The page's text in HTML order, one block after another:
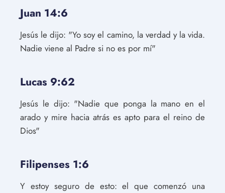
Juan 14:6
Jesús le dijo: "Yo soy el camino, la verdad y la vida.
Nadie viene al Padre si no es por mí"
Lucas 9:62
Jesús le dijo: "Nadie que ponga la mano en el
arado y mire hacia atrás es apto para el reino de
Dios"
Filipenses 1:6
Y estoy seguro de esto: el que comenzó una